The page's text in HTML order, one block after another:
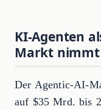
KI-Agenten
Markt
Der Agentic-AI-
auf $35 Mrd. bis